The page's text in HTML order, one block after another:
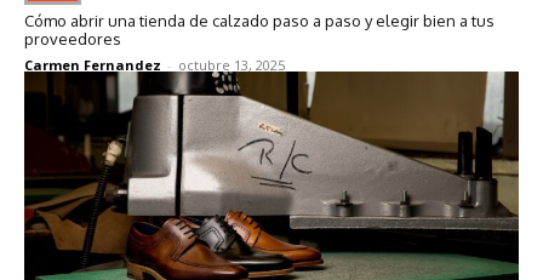
Cómo abrir una tienda de calzado paso a paso y elegir bien a tus
proveedores
Carmen Fernandez - octubre 13, 2025